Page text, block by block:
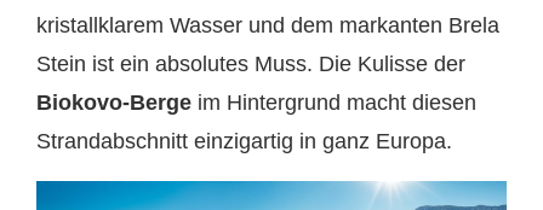
kristallklarem Wasser und dem markanten Brela
Stein ist ein absolutes Muss. Die Kulisse der
Biokovo-Berge im Hintergrund macht diesen
Strandabschnitt einzigartig in ganz Europa.